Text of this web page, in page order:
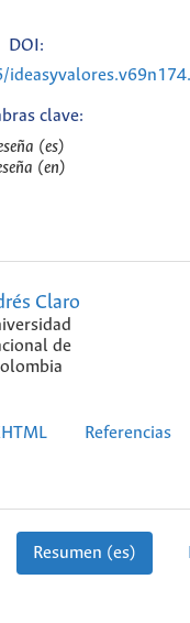
DOI:
clave:
(es)
(en)
Claro
de
Referencias
Resumen (es)